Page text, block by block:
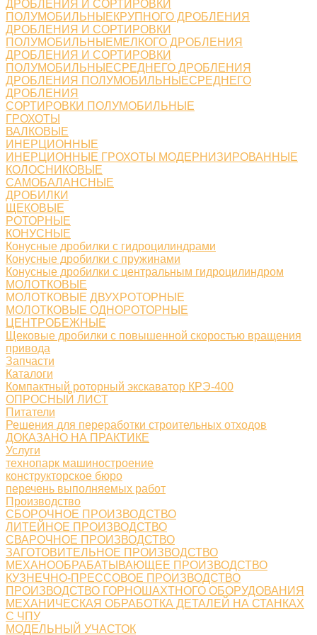
ДРОБЛЕНИЯ И СОРТИРОВКИ
ПОЛУМОБИЛЬНЫЕКРУПНОГО ДРОБЛЕНИЯ
ДРОБЛЕНИЯ И СОРТИРОВКИ
ПОЛУМОБИЛЬНЫЕМЕЛКОГО ДРОБЛЕНИЯ
ДРОБЛЕНИЯ И СОРТИРОВКИ
ПОЛУМОБИЛЬНЫЕСРЕДНЕГО ДРОБЛЕНИЯ
ДРОБЛЕНИЯ ПОЛУМОБИЛЬНЫЕСРЕДНЕГО
ДРОБЛЕНИЯ
СОРТИРОВКИ ПОЛУМОБИЛЬНЫЕ
ГРОХОТЫ
ВАЛКОВЫЕ
ИНЕРЦИОННЫЕ
ИНЕРЦИОННЫЕ ГРОХОТЫ МОДЕРНИЗИРОВАННЫЕ
КОЛОСНИКОВЫЕ
САМОБАЛАНСНЫЕ
ДРОБИЛКИ
ЩЕКОВЫЕ
РОТОРНЫЕ
КОНУСНЫЕ
Конусные дробилки с гидроцилиндрами
Конусные дробилки с пружинами
Конусные дробилки с центральным гидроцилиндром
МОЛОТКОВЫЕ
МОЛОТКОВЫЕ ДВУХРОТОРНЫЕ
МОЛОТКОВЫЕ ОДНОРОТОРНЫЕ
ЦЕНТРОБЕЖНЫЕ
Щековые дробилки с повышенной скоростью вращения
привода
Запчасти
Каталоги
Компактный роторный экскаватор КРЭ-400
ОПРОСНЫЙ ЛИСТ
Питатели
Решения для переработки строительных отходов
ДОКАЗАНО НА ПРАКТИКЕ
Услуги
технопарк машиностроение
конструкторское бюро
перечень выполняемых работ
Производство
СБОРОЧНОЕ ПРОИЗВОДСТВО
ЛИТЕЙНОЕ ПРОИЗВОДСТВО
СВАРОЧНОЕ ПРОИЗВОДСТВО
ЗАГОТОВИТЕЛЬНОЕ ПРОИЗВОДСТВО
МЕХАНООБРАБАТЫВАЮЩЕЕ ПРОИЗВОДСТВО
КУЗНЕЧНО-ПРЕССОВОЕ ПРОИЗВОДСТВО
ПРОИЗВОДСТВО ГОРНОШАХТНОГО ОБОРУДОВАНИЯ
МЕХАНИЧЕСКАЯ ОБРАБОТКА ДЕТАЛЕЙ НА СТАНКАХ
С ЧПУ
МОДЕЛЬНЫЙ УЧАСТОК